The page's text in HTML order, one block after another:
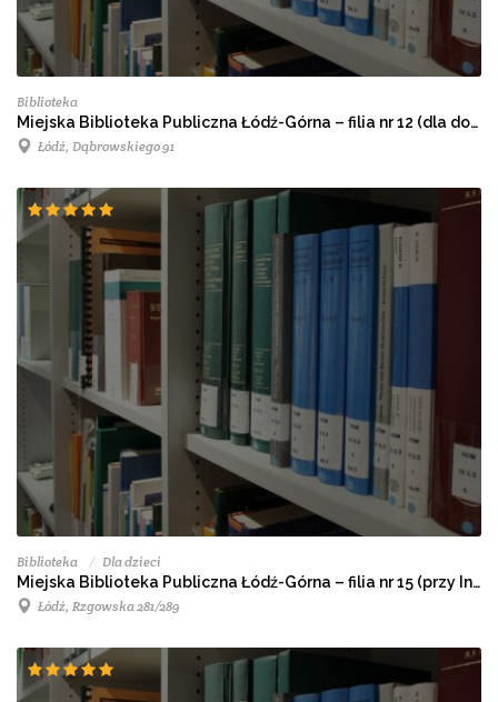
Biblioteka
Miejska Biblioteka Publiczna Łódź-Górna – filia nr 12 (dla dorosłych)
Łódź, Dąbrowskiego 91
Biblioteka Dla dzieci
Miejska Biblioteka Publiczna Łódź-Górna – filia nr 15 (przy Instytucie Centrum Zdrowia Matki Polki)
Łódź, Rzgowska 281/289